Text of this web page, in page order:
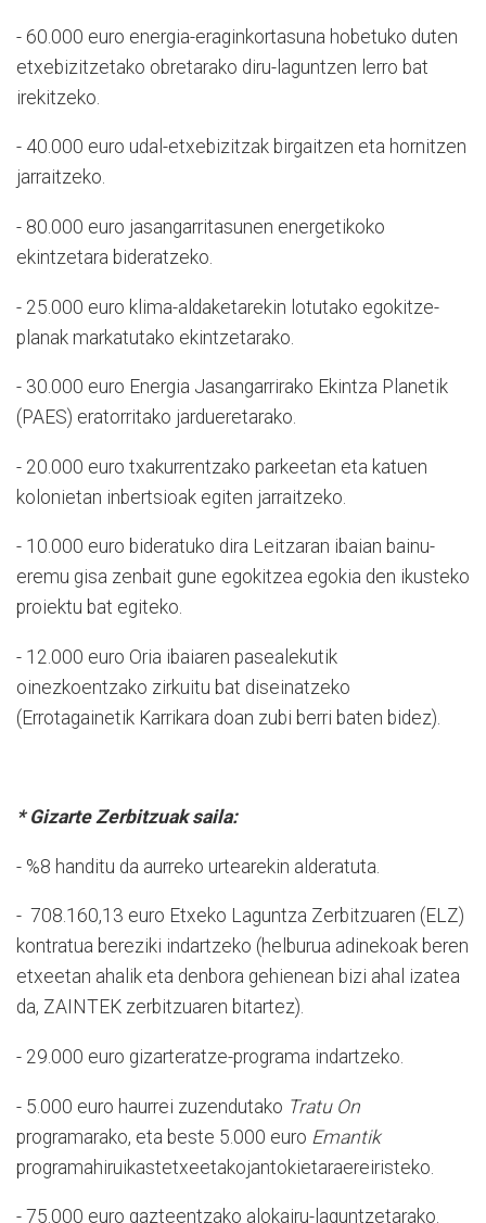
- 60.000 euro energia-eraginkortasuna hobetuko duten
etxebizitzetako obretarako diru-laguntzen lerro bat
irekitzeko.
- 40.000 euro udal-etxebizitzak birgaitzen eta hornitzen
jarraitzeko.
- 80.000 euro jasangarritasunen energetikoko
ekintzetara bideratzeko.
- 25.000 euro klima-aldaketarekin lotutako egokitze-
planak markatutako ekintzetarako.
- 30.000 euro Energia Jasangarrirako Ekintza Planetik
(PAES) eratorritako jardueretarako.
- 20.000 euro txakurrentzako parkeetan eta katuen
kolonietan inbertsioak egiten jarraitzeko.
- 10.000 euro bideratuko dira Leitzaran ibaian bainu-
eremu gisa zenbait gune egokitzea egokia den ikusteko
proiektu bat egiteko.
- 12.000 euro Oria ibaiaren pasealekutik
oinezkoentzako zirkuitu bat diseinatzeko
(Errotagainetik Karrikara doan zubi berri baten bidez).
* Gizarte Zerbitzuak saila:
- %8 handitu da aurreko urtearekin alderatuta.
- 708.160,13 euro Etxeko Laguntza Zerbitzuaren (ELZ)
kontratua bereziki indartzeko (helburua adinekoak beren
etxeetan ahalik eta denbora gehienean bizi ahal izatea
da, ZAINTEK zerbitzuaren bitartez).
- 29.000 euro gizarteratze-programa indartzeko.
- 5.000 euro haurrei zuzendutako Tratu On
programarako, eta beste 5.000 euro Emantik
programahiruikastetxeetakojantokietaraereiristeko.
- 75.000 euro gazteentzako alokairu-laguntzetarako.